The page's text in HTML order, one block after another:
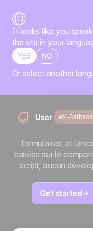
It looks like you
the site in your
YES NO
Or select another
ex-
Votre site
maintenant travailler
formulaires, et
basées sur le
script, aucun
Get started